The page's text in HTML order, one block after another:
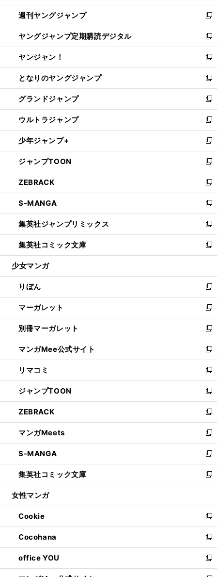
開
く
ウ
で
開
く
ン
ド
ウ
で
開
く
ウ
ィ
ン
ド
ウ
で
開
く
週刊ヤングジャンプ
新
し
い
ウ
ィ
ン
ド
ウ
で
開
く
ヤングジャンプ定期購読デジタル
新
し
い
ウ
ィ
ン
ド
ウ
で
開
く
ヤンジャン！
新
し
い
ウ
ィ
ン
ド
ウ
で
開
く
となりのヤングジャンプ
新
し
い
ウ
ィ
ン
ド
ウ
で
開
く
グランドジャンプ
新
し
い
ウ
ィ
ン
ド
ウ
で
開
く
ウルトラジャンプ
新
し
い
ウ
ィ
ン
ド
ウ
で
開
く
少年ジャンプ+
新
し
い
ウ
ィ
ン
ド
ウ
で
開
く
ジャンプTOON
新
し
い
ウ
ィ
ン
ド
ウ
で
開
ZEBRACK
新
し
い
ウ
ィ
ン
ド
ウ
開
く
S-MANGA
新
し
い
ウ
ィ
ン
ウ
で
開
く
集英社ジャンプリミックス
新
し
い
ウ
ン
ド
ウ
で
開
く
集英社コミック文庫
新
し
ウ
ィ
ン
ド
ウ
で
開
く
少女マンガ
りぼん
新
し
い
ウ
ィ
ン
ド
ウ
で
開
く
マーガレット
新
し
い
ウ
ィ
ン
ド
ウ
で
開
く
別冊マーガレット
新
し
い
ウ
ィ
ン
ド
ウ
で
開
く
マンガMee公式サイト
新
し
い
ウ
ィ
ン
ド
ウ
で
開
く
リマコミ
新
し
い
ウ
ィ
ン
ド
ウ
で
開
く
ジャンプTOON
新
し
い
ウ
ィ
ン
ド
ウ
で
開
ZEBRACK
新
し
い
ウ
ィ
ン
ド
ウ
開
く
マンガMeets
新
し
い
ウ
ィ
ン
ウ
で
開
く
S-MANGA
新
し
い
ウ
ン
ド
ウ
で
開
く
集英社コミック文庫
新
し
ウ
ィ
ン
ド
ウ
で
開
女性マンガ
Cookie
新
し
い
ウ
ィ
ン
Cocohana
新
し
い
ウ
office YOU
新
し